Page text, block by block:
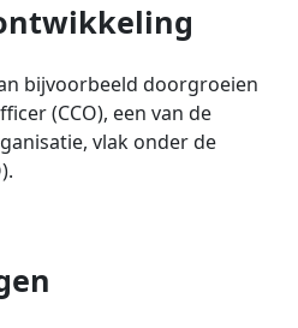
bijvoorbeeld doorgroeien
(CCO), een van de
vlak onder de